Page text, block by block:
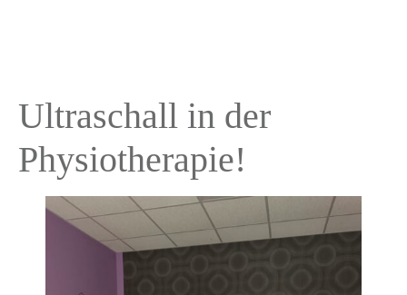
Ultraschall in der
Physiotherapie!